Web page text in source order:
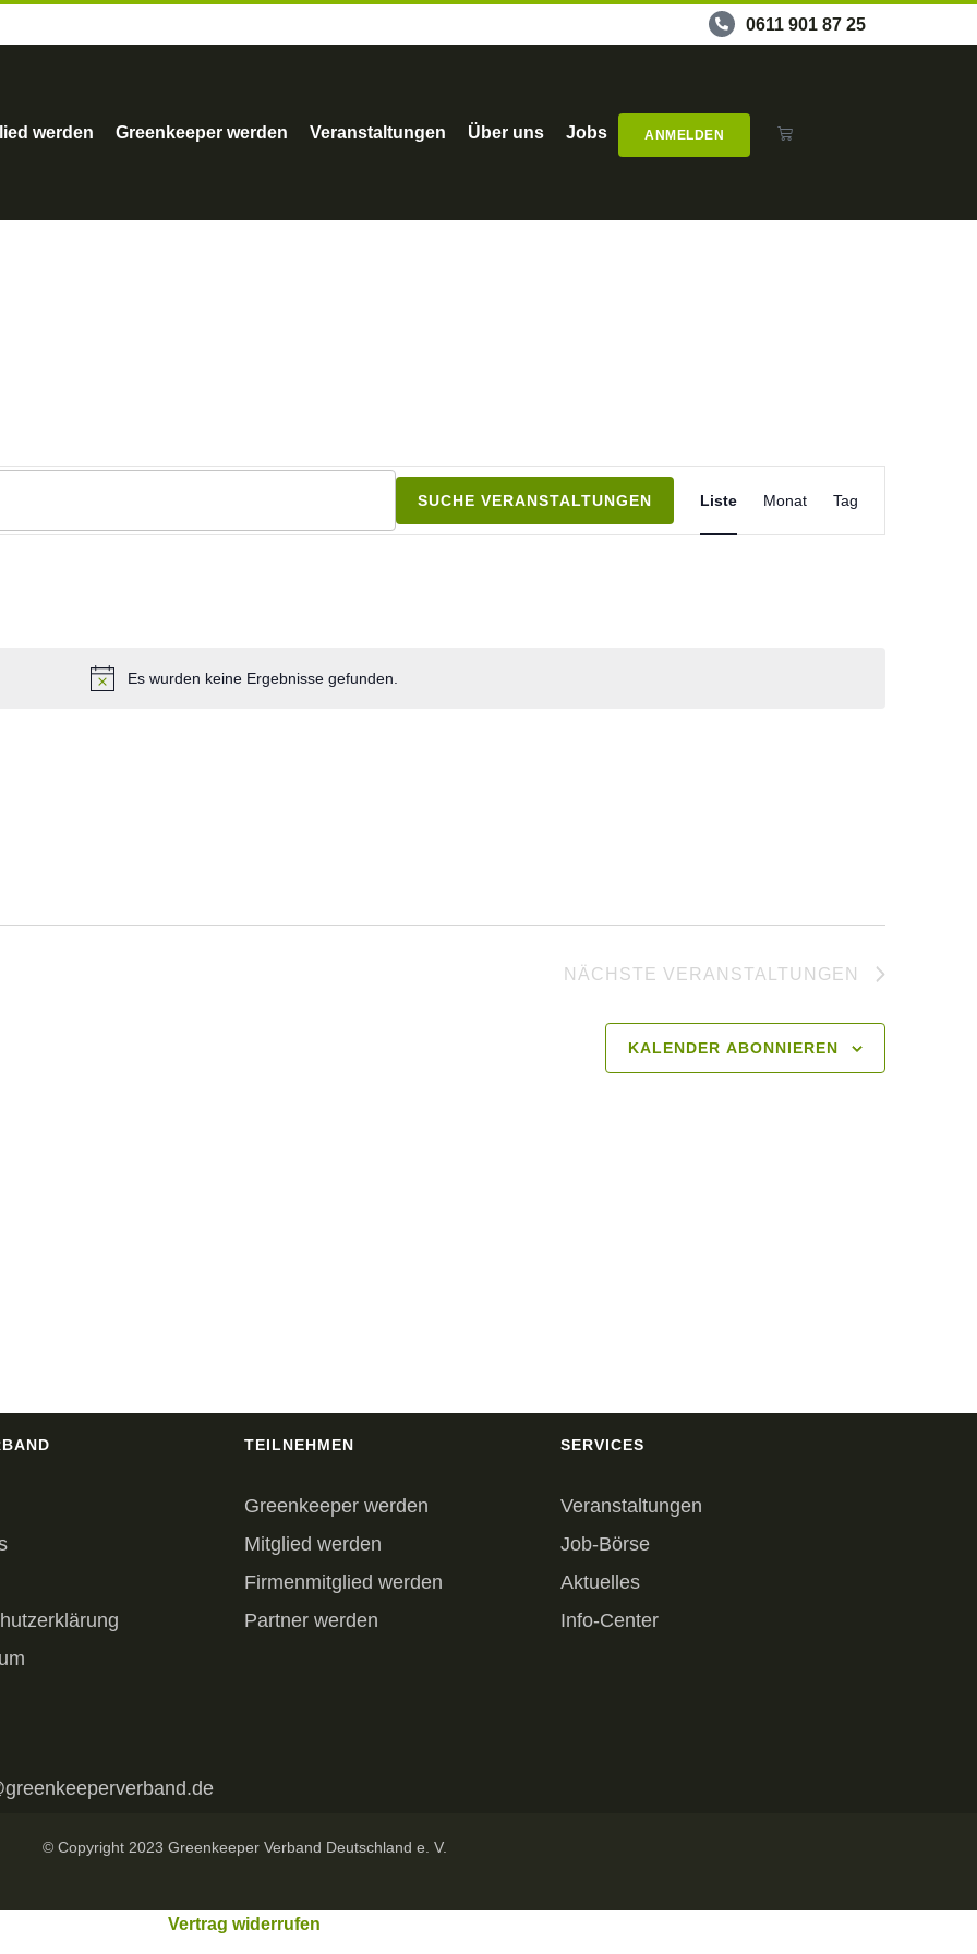
0611 901 87 25
werden Greenkeeper werden Veranstaltungen Über uns Jobs ANMELDEN
Es wurden keine Ergebnisse gefunden.
SUCHE VERANSTALTUNGEN
Ansichten-
Liste Monat Tag
NÄCHSTE VERANSTALTUNGEN
KALENDER ABONNIEREN
TEILNEHMEN
Greenkeeper werden
Mitglied werden
Firmenmitglied werden
Partner werden
SERVICES
Veranstaltungen
Job-Börse
Aktuelles
Info-Center
© Copyright 2023 Greenkeeper Verband Deutschland e. V.
Vertrag widerrufen